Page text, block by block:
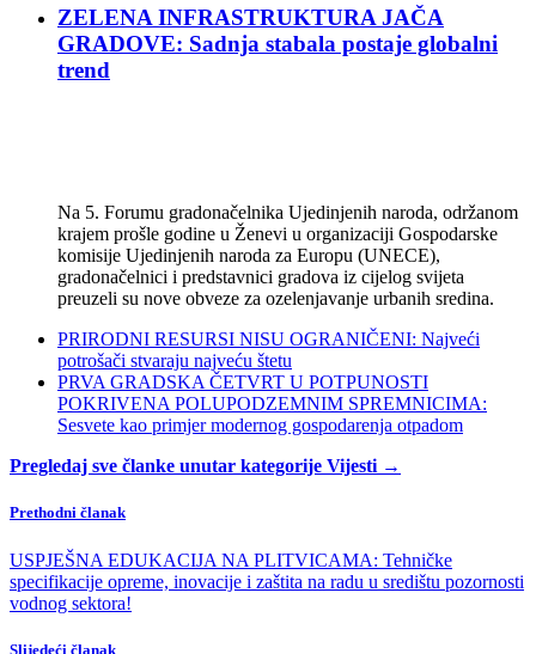
ZELENA INFRASTRUKTURA JAČA
GRADOVE: Sadnja stabala postaje globalni
trend
Na 5. Forumu gradonačelnika Ujedinjenih naroda, održanom
krajem prošle godine u Ženevi u organizaciji Gospodarske
komisije Ujedinjenih naroda za Europu (UNECE),
gradonačelnici i predstavnici gradova iz cijelog svijeta
preuzeli su nove obveze za ozelenjavanje urbanih sredina.
PRIRODNI RESURSI NISU OGRANIČENI: Najveći
potrošači stvaraju najveću štetu
PRVA GRADSKA ČETVRT U POTPUNOSTI
POKRIVENA POLUPODZEMNIM SPREMNICIMA:
Sesvete kao primjer modernog gospodarenja otpadom
Pregledaj sve članke unutar kategorije Vijesti →
Prethodni članak
USPJEŠNA EDUKACIJA NA PLITVICAMA: Tehničke
specifikacije opreme, inovacije i zaštita na radu u središtu pozornosti
vodnog sektora!
Slijedeći članak